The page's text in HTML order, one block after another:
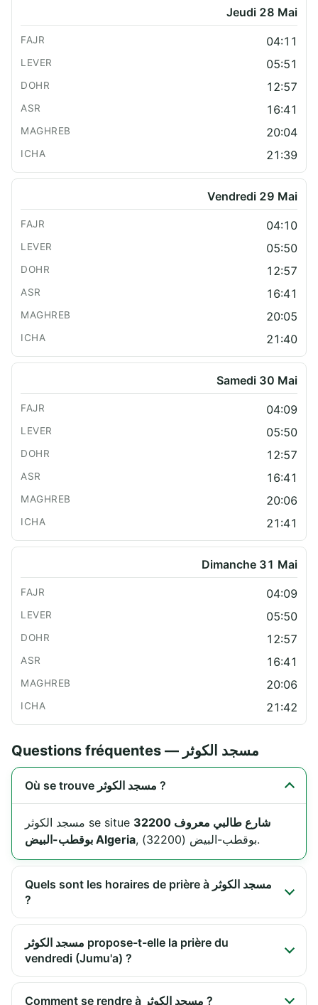
Jeudi 28 Mai
04:11
05:51
12:57
16:41
20:04
21:39
Vendredi 29 Mai
04:10
05:50
12:57
16:41
20:05
21:40
Samedi 30 Mai
04:09
05:50
12:57
16:41
20:06
21:41
Dimanche 31 Mai
04:09
05:50
12:57
16:41
20:06
21:42
Questions fréquentes — مسجد الكوثر
Où se trouve مسجد الكوثر ?
مسجد الكوثر se situe شارع طالبي معروف 32200
بوقطب-البيض Algeria
, بوقطب-البيض (32200).
Quels sont les horaires de prière à مسجد الكوثر
?
مسجد الكوثر propose-t-elle la prière du
vendredi (Jumu'a) ?
Comment se rendre à مسجد الكوثر ?